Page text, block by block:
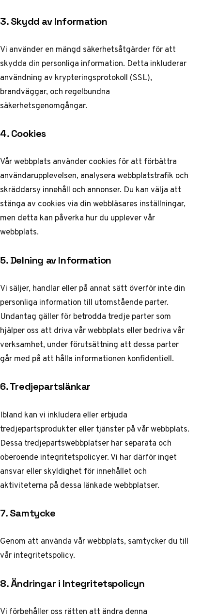
3. Skydd av Information
Vi använder en mängd säkerhetsåtgärder för att
skydda din personliga information. Detta inkluderar
användning av krypteringsprotokoll (SSL),
brandväggar, och regelbundna
säkerhetsgenomgångar.
4. Cookies
Vår webbplats använder cookies för att förbättra
användarupplevelsen, analysera webbplatstrafik och
skräddarsy innehåll och annonser. Du kan välja att
stänga av cookies via din webbläsares inställningar,
men detta kan påverka hur du upplever vår
webbplats.
5. Delning av Information
Vi säljer, handlar eller på annat sätt överför inte din
personliga information till utomstående parter.
Undantag gäller för betrodda tredje parter som
hjälper oss att driva vår webbplats eller bedriva vår
verksamhet, under förutsättning att dessa parter
går med på att hålla informationen konfidentiell.
6. Tredjepartslänkar
Ibland kan vi inkludera eller erbjuda
tredjepartsprodukter eller tjänster på vår webbplats.
Dessa tredjepartswebbplatser har separata och
oberoende integritetspolicyer. Vi har därför inget
ansvar eller skyldighet för innehållet och
aktiviteterna på dessa länkade webbplatser.
7. Samtycke
Genom att använda vår webbplats, samtycker du till
vår integritetspolicy.
8. Ändringar i Integritetspolicyn
Vi förbehåller oss rätten att ändra denna